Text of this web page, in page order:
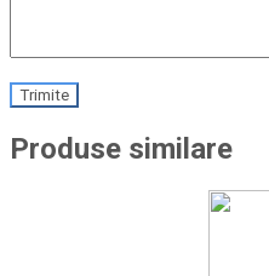
Produse similare